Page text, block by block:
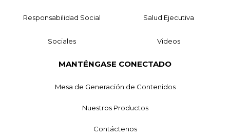
Responsabilidad Social Salud Ejecutiva
Sociales Videos
MANTÉNGASE CONECTADO
Mesa de Generación de Contenidos
Nuestros Productos
Contáctenos